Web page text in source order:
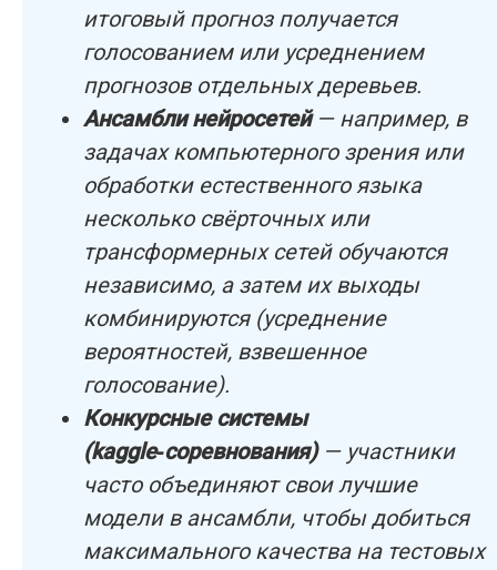
итоговый прогноз получается
голосованием или усреднением
прогнозов отдельных деревьев.
Ансамбли нейросетей— например, в
задачах компьютерного зрения или
обработки естественного языка
несколько свёрточных или
трансформерных сетей обучаются
независимо, а затем их выходы
комбинируются (усреднение
вероятностей, взвешенное
голосование).
Конкурсные системы
(kaggle‑соревнования)— участники
часто объединяют свои лучшие
модели в ансамбли, чтобы добиться
максимального качества на тестовых